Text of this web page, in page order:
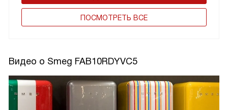
ПОCМОТРЕТЬ ВСЕ
Видео о Smeg FAB10RDYVC5